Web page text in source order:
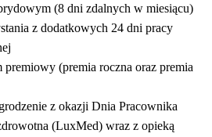
(8 dni zdalnych w miesiącu)
z dodatkowych 24 dni pracy
premiowy (premia roczna oraz premia
z okazji Dnia Pracownika
(LuxMed) wraz z opieką